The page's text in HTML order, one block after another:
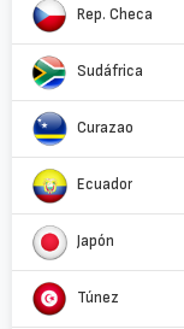
Rep. Checa
Sudáfrica
Curazao
Ecuador
Japón
Túnez